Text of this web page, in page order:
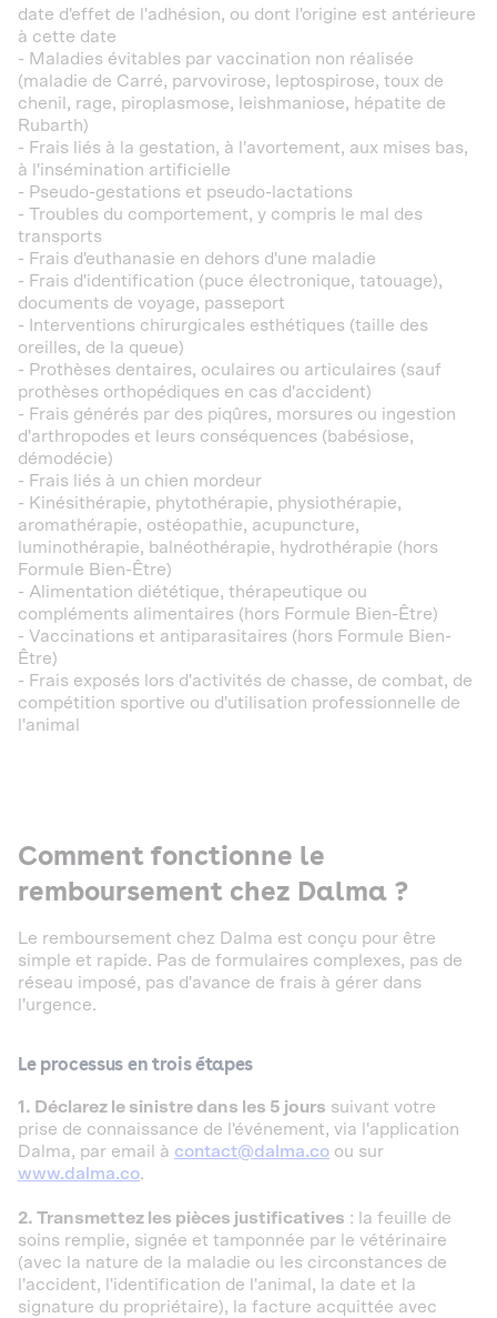
date d'effet de l'adhésion, ou dont l'origine est antérieure
à cette date
- Maladies évitables par vaccination non réalisée
(maladie de Carré, parvovirose, leptospirose, toux de
chenil, rage, piroplasmose, leishmaniose, hépatite de
Rubarth)
- Frais liés à la gestation, à l'avortement, aux mises bas,
à l'insémination artificielle
- Pseudo-gestations et pseudo-lactations
- Troubles du comportement, y compris le mal des
transports
- Frais d'euthanasie en dehors d'une maladie
- Frais d'identification (puce électronique, tatouage),
documents de voyage, passeport
- Interventions chirurgicales esthétiques (taille des
oreilles, de la queue)
- Prothèses dentaires, oculaires ou articulaires (sauf
prothèses orthopédiques en cas d'accident)
- Frais générés par des piqûres, morsures ou ingestion
d'arthropodes et leurs conséquences (babésiose,
démodécie)
- Frais liés à un chien mordeur
- Kinésithérapie, phytothérapie, physiothérapie,
aromathérapie, ostéopathie, acupuncture,
luminothérapie, balnéothérapie, hydrothérapie (hors
Formule Bien-Être)
- Alimentation diététique, thérapeutique ou
compléments alimentaires (hors Formule Bien-Être)
- Vaccinations et antiparasitaires (hors Formule Bien-
Être)
- Frais exposés lors d'activités de chasse, de combat, de
compétition sportive ou d'utilisation professionnelle de
l'animal
Comment fonctionne le
remboursement chez Dalma ?
Le remboursement chez Dalma est conçu pour être
simple et rapide. Pas de formulaires complexes, pas de
réseau imposé, pas d'avance de frais à gérer dans
l'urgence.
Le processus en trois étapes
1. Déclarez le sinistre dans les 5 jours suivant votre
prise de connaissance de l'événement, via l'application
Dalma, par email à contact@dalma.co ou sur
www.dalma.co.
2. Transmettez les pièces justificatives : la feuille de
soins remplie, signée et tamponnée par le vétérinaire
(avec la nature de la maladie ou les circonstances de
l'accident, l'identification de l'animal, la date et la
signature du propriétaire), la facture acquittée avec